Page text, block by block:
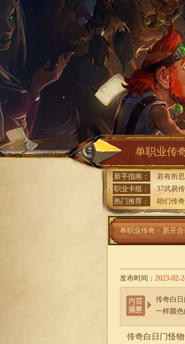
单职业传
新手指南： 若有所
职业卡组：
37武易
热门推荐：
咱们传
单职业传奇 > 新开
发布时间： 2023-02-
传奇白
一样颜
传奇白日门怪物